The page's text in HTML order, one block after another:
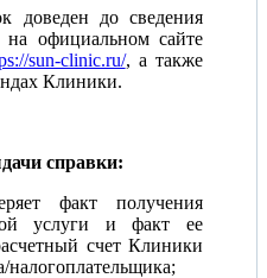
доведен до сведения
официальном сайте
sun-clinic.ru/, а также
Клиники.
справки:
факт получения
услуги и факт ее
счет Клиники
налогоплательщика;